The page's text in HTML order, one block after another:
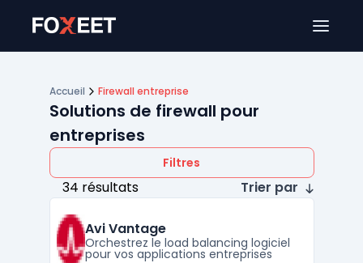
Accueil Firewall entreprise
Solutions de firewall pour
entreprises
Filtres
34 résultats Trier par
Avi Vantage
Orchestrez le load balancing logiciel
pour vos applications entreprises